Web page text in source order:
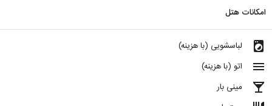
امکانات هتل
local_laundry_service لباسشویی (با هزینه)
menu اتو (با هزینه)
local_bar مینی بار